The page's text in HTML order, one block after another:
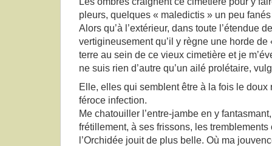
pleurs, quelques « maledictis » un peu
Alors qu’à l’extérieur, dans toute l’étendue
vertigineusement qu’il y règne une horde
terre au sein de ce vieux cimetière et je
ne suis rien d’autre qu’un ailé prolétaire,
Elle, elles qui semblent être à la fois le
féroce infection.
Me chatouiller l’entre-jambe en y
frétillement, à ses frissons, les
l’Orchidée jouit de plus belle. Où ma